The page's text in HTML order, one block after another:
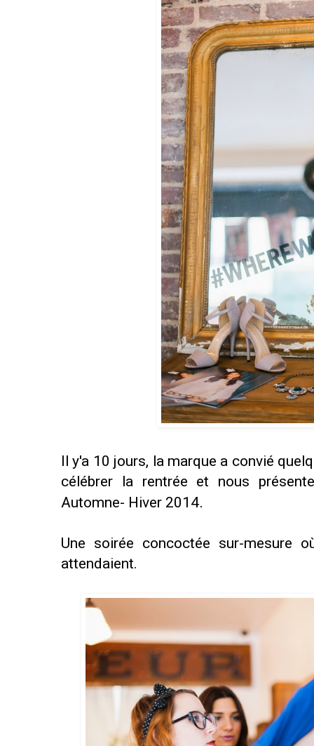
Il y'a 10 jours, la marque a convié
célébrer la rentrée et nous
Automne- Hiver 2014.
Une soirée concoctée sur-mesure
attendaient.